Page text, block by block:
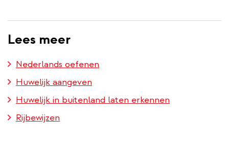
Lees meer
Nederlands oefenen
Huwelijk aangeven
Huwelijk in buitenland laten erkennen
Rijbewijzen